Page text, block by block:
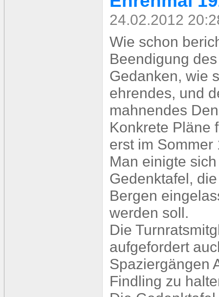
24.02.2012
Wie schon
Beendigung
Gedanken, wie
ehrendes, und
mahnendes
Konkrete Pläne
erst im Sommer
Man einigte
Gedenktafel,
Bergen
werden soll.
Die
aufgefordert
Spaziergängen
Findling zu